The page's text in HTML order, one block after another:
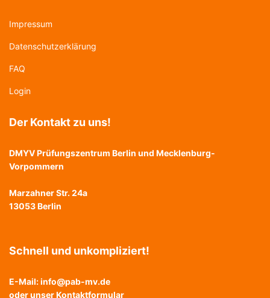
Impressum
Datenschutzerklärung
FAQ
Login
Der Kontakt zu uns!
DMYV Prüfungszentrum Berlin und Mecklenburg-
Vorpommern
Marzahner Str. 24a
13053 Berlin
Schnell und unkompliziert!
E-Mail:info@pab-mv.de
oder unserKontaktformular